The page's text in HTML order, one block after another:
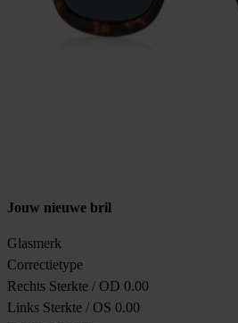
Jouw nieuwe bril
Glasmerk
Correctietype
Rechts Sterkte / OD 0.00
Links Sterkte / OS 0.00